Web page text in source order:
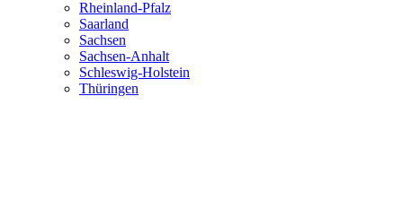
Rheinland-Pfalz
Saarland
Sachsen
Sachsen-Anhalt
Schleswig-Holstein
Thüringen